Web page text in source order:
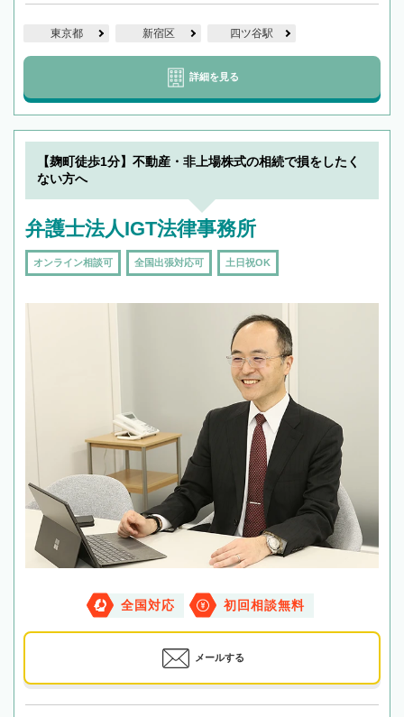
東京都 新宿区 四ツ谷駅
詳細を見る
【麹町徒歩1分】不動産・非上場株式の相続で損をしたく
ない方へ
弁護士法人IGT法律事務所
オンライン相談可 全国出張対応可 土日祝OK
全国対応 初回相談無料
メールする